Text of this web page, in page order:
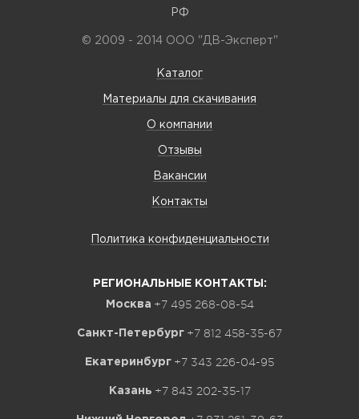
РФ
© 2009 - 2014 ООО "ДВ-Эксперт"
Каталог
Материалы для скачивания
О компании
Отзывы
Вакансии
Контакты
Политика конфиденциальности
РЕГИОНАЛЬНЫЕ КОНТАКТЫ:
Москва +7 495 268-08-54
Санкт-Петербург +7 812 458-35-67
Екатеринбург +7 343 226-04-95
Казань +7 843 202-35-17